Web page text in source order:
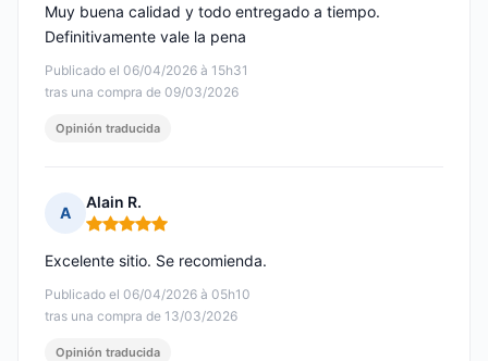
Publicado el 06/04/2026 à 15h31
tras una compra de 09/03/2026
Muy buena calidad y todo entregado a tiempo.
Definitivamente vale la pena
Opinión traducida
A
Alain R.
Nota: 5 de 5
Publicado el 06/04/2026 à 05h10
tras una compra de 13/03/2026
Excelente sitio. Se recomienda.
Opinión traducida